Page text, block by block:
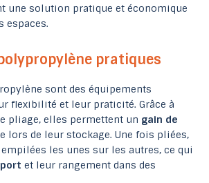
une solution pratique et économique
espaces.
pratiques
sont des équipements
flexibilité et leur praticité. Grâce à
pliage, elles permettent un gain de
lors de leur stockage. Une fois pliées,
les unes sur les autres, ce qui
et leur rangement dans des